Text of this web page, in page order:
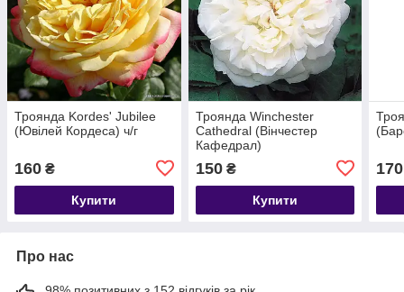
Троянда Kordes' Jubilee
(Ювілей Кордеса) ч/г
160 ₴
Купити
Троянда Winchester
Cathedral (Вінчестер
Кафедрал)
150₴
Купити
170
Про нас